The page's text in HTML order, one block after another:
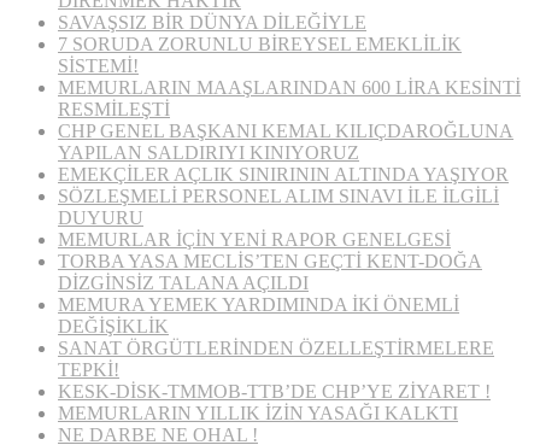
SAVAŞSIZ BİR DÜNYA DİLEĞİYLE
7 SORUDA ZORUNLU BİREYSEL EMEKLİLİK
SİSTEMİ!
MEMURLARIN MAAŞLARINDAN 600 LİRA KESİNTİ
RESMİLEŞTİ
CHP GENEL BAŞKANI KEMAL KILIÇDAROĞLUNA
YAPILAN SALDIRIYI KINIYORUZ
EMEKÇİLER AÇLIK SINIRININ ALTINDA YAŞIYOR
SÖZLEŞMELİ PERSONEL ALIM SINAVI İLE İLGİLİ
DUYURU
MEMURLAR İÇİN YENİ RAPOR GENELGESİ
TORBA YASA MECLİS’TEN GEÇTİ KENT-DOĞA
DİZGİNSİZ TALANA AÇILDI
MEMURA YEMEK YARDIMINDA İKİ ÖNEMLİ
DEĞİŞİKLİK
SANAT ÖRGÜTLERİNDEN ÖZELLEŞTİRMELERE
TEPKİ!
KESK-DİSK-TMMOB-TTB’DE CHP’YE ZİYARET !
MEMURLARIN YILLIK İZİN YASAĞI KALKTI
NE DARBE NE OHAL !